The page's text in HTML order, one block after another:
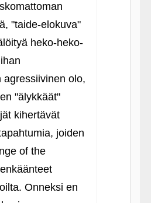
"taide-elokuva"
heko-heko-
agressiivinen olo,
"älykkäät"
kihertävät
joiden
of the
Onneksi en